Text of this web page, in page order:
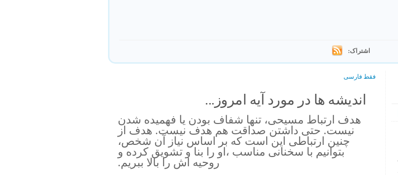
اشتراک:
فقط فارسی
اندیشه ها در مورد آیه امروز...
هدف ارتباط مسیحی، تنها شفاف بودن یا فهمیده شدن
نیست. حتی داشتن صداقت هم هدف نیست. هدف از
چنین ارتباطی این است که بر اساس نیاز آن شخص،
بتوانیم با سخنانی مناسب ،او را بنا و تشویق کرده و
روحیه اش را بالا ببریم.